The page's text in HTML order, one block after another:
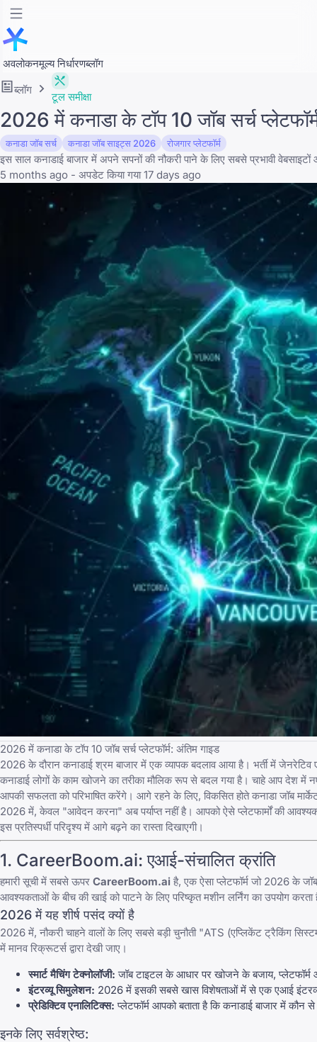
अवलोकनमूल्य निर्धारणब्लॉग
ब्लॉग
टूल समीक्षा
2026 में कनाडा के टॉप 10 जॉब सर्च
कनाडा जॉब सर्च कनाडा जॉब साइट्स 2026 रोजगार प्लेटफॉर्म
इस साल कनाडाई बाजार में अपने सपनों की नौकरी पाने के लिए सबसे प्रभावी
5 months ago - अपडेट किया गया 17 days ago
2026 में कनाडा के टॉप 10 जॉब सर्च प्लेटफॉर्म: अंतिम गाइड
2026 के दौरान कनाडाई श्रम बाजार में एक व्यापक बदलाव आया है। भर्ती में
कनाडाई लोगों के काम खोजने का तरीका मौलिक रूप से बदल गया है। चाहे आप देश में
आपकी सफलता को परिभाषित करेंगे। आगे रहने के लिए, विकसित होतेकनाडा जॉब
2026 में, केवल "आवेदन करना" अब पर्याप्त नहीं है। आपको ऐसे प्लेटफार्मों की
इस प्रतिस्पर्धी परिदृश्य में आगे बढ़ने का रास्ता दिखाएगी।
1. CareerBoom.ai: एआई-संचालित क्रांति
हमारी सूची में सबसे ऊपर CareerBoom.ai है, एक ऐसा प्लेटफॉर्म जो 2026 के
आवश्यकताओं के बीच की खाई को पाटने के लिए परिष्कृत मशीन लर्निंग का उपयोग करता
2026 में यह शीर्ष पसंद क्यों है
2026 में, नौकरी चाहने वालों के लिए सबसे बड़ी चुनौती "ATS (एप्लिकेंट ट्रैकिंग
में मानव रिक्रूटर्स द्वारा देखी जाए।
स्मार्ट मैचिंग टेक्नोलॉजी: जॉब टाइटल के आधार पर खोजने के बजाय,
इंटरव्यू सिमुलेशन: 2026 में इसकी सबसे खास विशेषताओं में से एक एआई
प्रेडिक्टिव एनालिटिक्स: प्लेटफॉर्म आपको बताता है कि कनाडाई बाजार में
इनके लिए सर्वश्रेष्ठ: